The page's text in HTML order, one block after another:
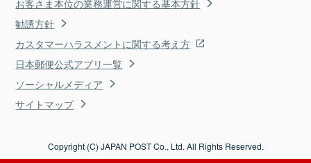
お客さま本位の業務運営に関する基本方針
勧誘方針
カスタマーハラスメントに関する考え方
日本郵便公式アプリ一覧
ソーシャルメディア
サイトマップ
Copyright (C) JAPAN POST Co., Ltd. All Rights Reserved.